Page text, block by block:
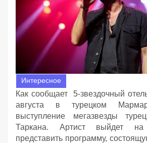
Интересное
Как сообщает 5-звездочный
августа в турецком
выступление мегазвезды
Таркана. Артист выйдет
представить программу,